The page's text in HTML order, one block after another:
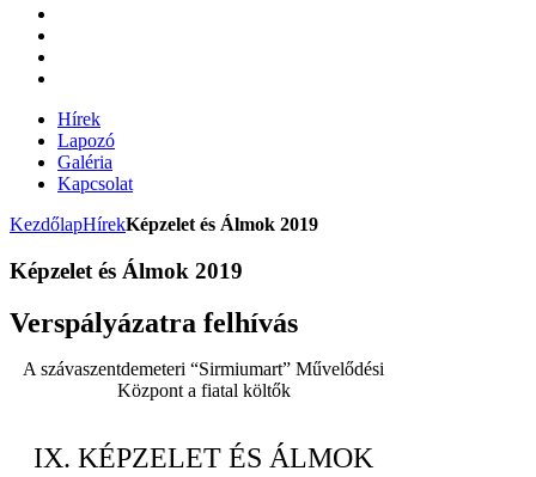
Hírek
Lapozó
Galéria
Kapcsolat
KezdőlapHírekKépzelet és Álmok 2019
Képzelet és Álmok 2019
Verspályázatra felhívás
A szávaszentdemeteri “Sirmiumart” Művelődési
Központ a fiatal költők
IX. KÉPZELET ÉS ÁLMOK